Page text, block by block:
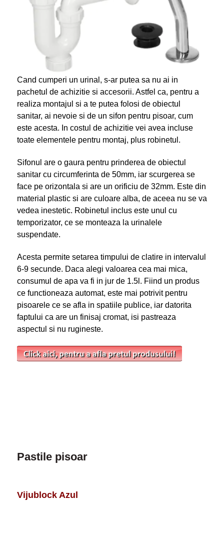
Cand cumperi un urinal, s-ar putea sa nu ai in
pachetul de achizitie si accesorii. Astfel ca, pentru a
realiza montajul si a te putea folosi de obiectul
sanitar, ai nevoie si de un sifon pentru pisoar, cum
este acesta. In costul de achizitie vei avea incluse
toate elementele pentru montaj, plus robinetul.
Sifonul are o gaura pentru prinderea de obiectul
sanitar cu circumferinta de 50mm, iar scurgerea se
face pe orizontala si are un orificiu de 32mm. Este din
material plastic si are culoare alba, de aceea nu se va
vedea inestetic. Robinetul inclus este unul cu
temporizator, ce se monteaza la urinalele
suspendate.
Acesta permite setarea timpului de clatire in intervalul
6-9 secunde. Daca alegi valoarea cea mai mica,
consumul de apa va fi in jur de 1.5l. Fiind un produs
ce functioneaza automat, este mai potrivit pentru
pisoarele ce se afla in spatiile publice, iar datorita
faptului ca are un finisaj cromat, isi pastreaza
aspectul si nu rugineste.
Pastile pisoar
Vijublock Azul